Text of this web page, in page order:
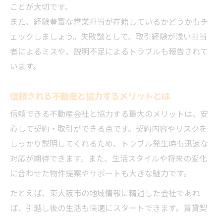
ことが大切です。
また、経験豊富な営業担当が在籍しているかどうかもチ
ェックしましょう。失敗談として、取引経験が浅い担当
者によるミスや、説明不足によるトラブルも報告されて
います。
信頼される不動産と協力するメリットとは
信頼できる不動産会社と協力する最大のメリットは、安
心して契約・取引ができる点です。契約内容やリスクを
しっかり説明してくれるため、トラブル発生時も迅速な
対応が期待できます。また、生活スタイルや将来の変化
に合わせた物件提案やサポートも大きな魅力です。
たとえば、東大阪市の地域情報に精通した会社であれ
ば、引越し後の生活も快適にスタートできます。賃貸契